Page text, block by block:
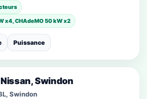
x4, CHAdeMO 50 kW x2
Puissance
Swindon
Swindon